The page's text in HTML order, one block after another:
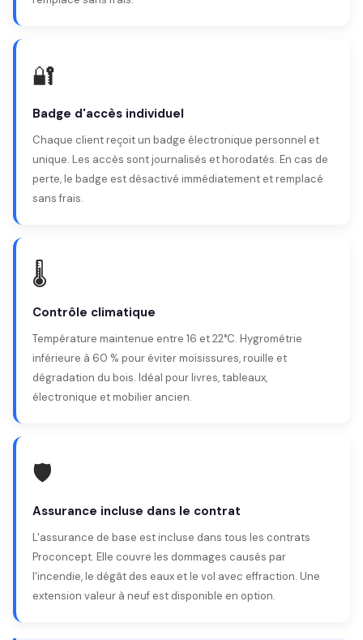
🔐
Badge d'accès individuel
Chaque client reçoit un badge électronique personnel et
unique. Les accès sont journalisés et horodatés. En cas de
perte, le badge est désactivé immédiatement et remplacé
sans frais.
🌡️
Contrôle climatique
Température maintenue entre 16 et 22°C. Hygrométrie
inférieure à 60 % pour éviter moisissures, rouille et
dégradation du bois. Idéal pour livres, tableaux,
électronique et mobilier ancien.
🛡️
Assurance incluse dans le contrat
L'assurance de base est incluse dans tous les contrats
Proconcept. Elle couvre les dommages causés par
l'incendie, le dégât des eaux et le vol avec effraction. Une
extension valeur à neuf est disponible en option.